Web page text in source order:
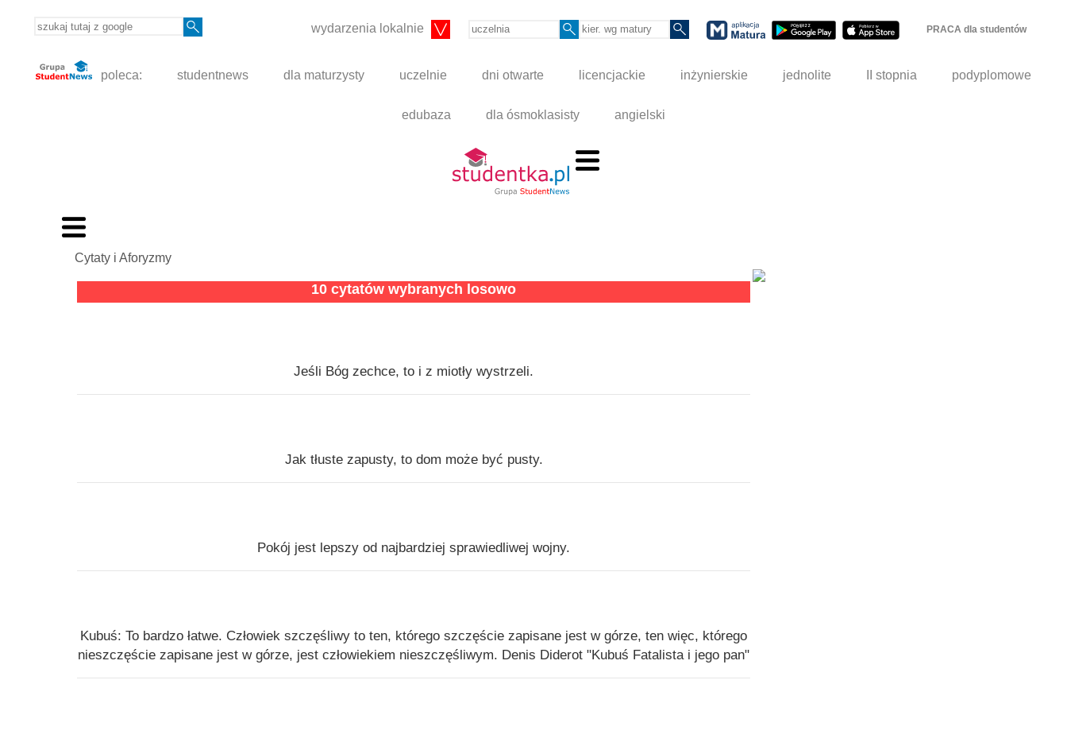
wydarzenia lokalnie PRACA dla studentów
poleca: studentnews dla maturzysty uczelnie dni otwarte licencjackie inżynierskie jednolite II stopnia podyplomowe
edubaza dla ósmoklasisty angielski
Cytaty i Aforyzmy
10 cytatów wybranych losowo
Jeśli Bóg zechce, to i z miotły wystrzeli.
Jak tłuste zapusty, to dom może być pusty.
Pokój jest lepszy od najbardziej sprawiedliwej wojny.
Kubuś: To bardzo łatwe. Człowiek szczęśliwy to ten, którego szczęście zapisane jest w górze, ten więc, którego
nieszczęście zapisane jest w górze, jest człowiekiem nieszczęśliwym. Denis Diderot "Kubuś Fatalista i jego pan"